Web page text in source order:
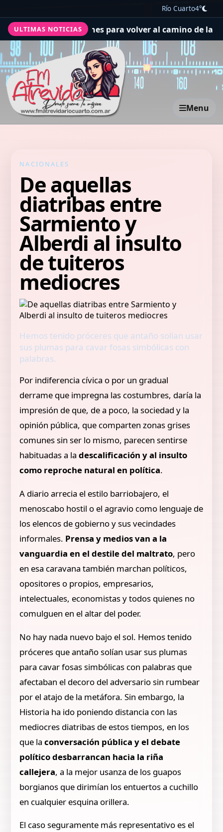
Río Cuarto4°
ULTIMAS NOTICIAS
agresiones para volver al camino de la normalidad
Menu
NACIONALES
De aquellas
diatribas entre
Sarmiento y
Alberdi al insulto
de tuiteros
mediocres
Hemos tenido próceres que antaño solían usar
sus plumas para cavar fosas simbólicas con
palabras.
Por indiferencia cívica o por un gradual
derrame que impregna las costumbres, daría la
impresión de que, de a poco, la sociedad y la
opinión pública, que comparten zonas grises
comunes sin ser lo mismo, parecen sentirse
habituadas a ladescalificación y al insulto
como reproche natural en política.
A diario arrecia el estilo barriobajero, el
menoscabo hostil o el agravio como lenguaje de
los elencos de gobierno y sus vecindades
informales. Prensa y medios van a la
vanguardia en el destile del maltrato, pero
en esa caravana también marchan políticos,
opositores o propios, empresarios,
intelectuales, economistas y todos quienes no
comulguen en el altar del poder.
No hay nada nuevo bajo el sol. Hemos tenido
próceres que antaño solían usar sus plumas
para cavar fosas simbólicas con palabras que
afectaban el decoro del adversario sin rumbear
por el atajo de la metáfora. Sin embargo, la
Historia ha ido poniendo distancia con las
mediocres diatribas de estos tiempos, en los
que laconversación pública y el debate
político desbarrancan hacia la riña
callejera, a la mejor usanza de los guapos
borgianos que dirimían los entuertos a cuchillo
en cualquier esquina orillera.
El caso seguramente más representativo es el